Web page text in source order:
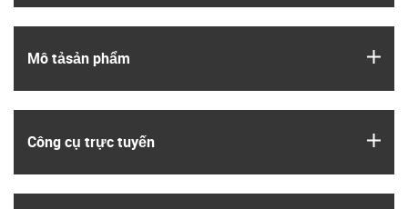
Mô tả­sản phẩm
Công cụ trực tuyến